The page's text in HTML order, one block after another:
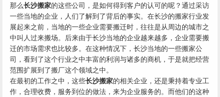
那么长沙搬家的这些公司，是如何得到客户的认可的呢？通过采访
一些当地的企业，人们了解到了背后的事实。在长沙的搬家行业发
展起来之前，当地的一些企业需要搬迁时，往往是从周边的城市之
中叫人过来搬场。后来由于长沙当地的企业越来越多，企业需要搬
迁的市场需求也比较多。在这种情况下，长沙当地的一些搬家公
司，看到了这个行业之中丰富的利润与诸多的商机，于是就把经营
范围扩展到了搬厂这个领域之中。
在最初的工作之中，这些长沙搬家的相关企业，还是秉持着专业工
作，合理收费，服务到位的做法，来为企业服务的。而他们的这种